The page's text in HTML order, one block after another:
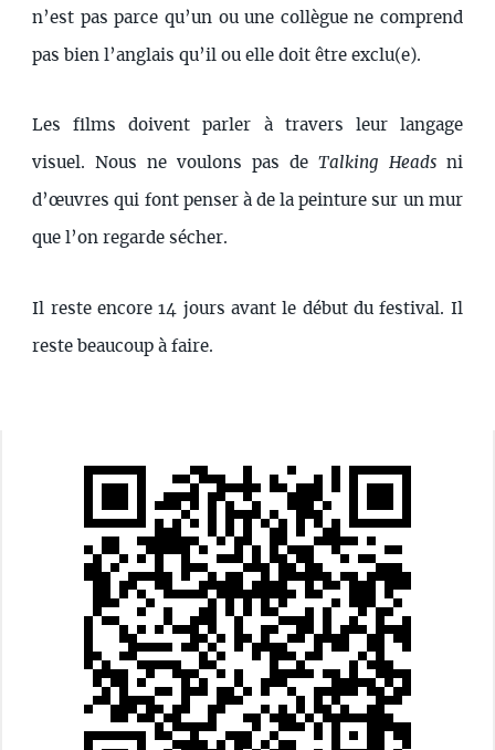
n’est pas parce qu’un ou une collègue ne comprend
pas bien l’anglais qu’il ou elle doit être exclu(e).
Les films doivent parler à travers leur langage
visuel. Nous ne voulons pas de Talking Headsni
d’œuvres qui font penser à de la peinture sur un mur
que l’on regarde sécher.
Il reste encore 14 jours avant le début du festival. Il
reste beaucoup à faire.